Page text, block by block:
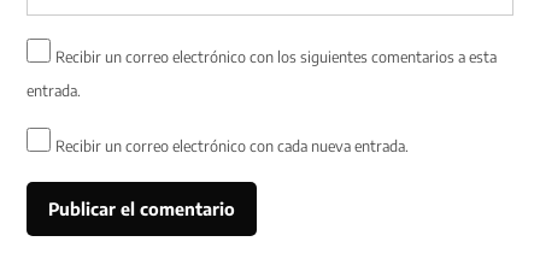
Recibir un correo electrónico con los siguientes comentarios a esta
entrada.
Recibir un correo electrónico con cada nueva entrada.